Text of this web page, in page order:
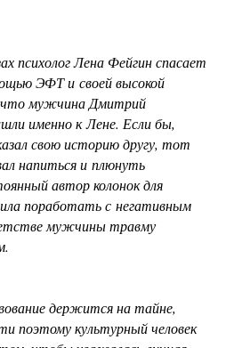
психолог Лена Фейгин спасает
ЭФТ и своей высокой
что мужчина Дмитрий
именно к Лене. Если бы,
свою историю другу, тот
напиться и плюнуть
автор колонок для
поработать с негативным
мужчины травму
держится на тайне,
культурный человек